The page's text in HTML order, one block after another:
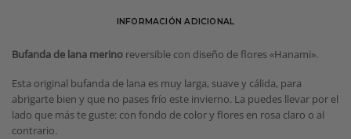
INFORMACIÓN ADICIONAL
Bufanda de lana merino reversible con diseño de flores «Hanami».
Esta original bufanda de lana es muy larga, suave y cálida, para
abrigarte bien y que no pases frío este invierno. La puedes llevar por el
lado que más te guste: con fondo de color y flores en rosa claro o al
contrario.